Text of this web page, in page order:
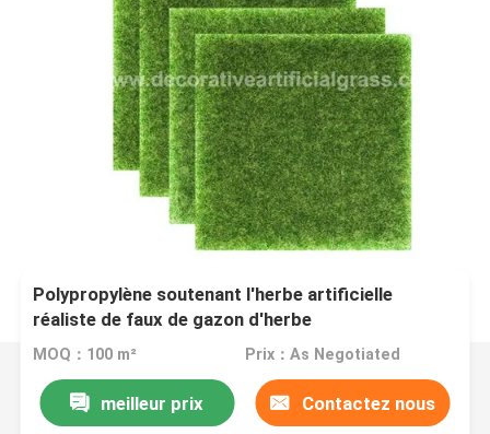
Polypropylène soutenant l'herbe artificielle
réaliste de faux de gazon d'herbe
MOQ：100 m² Prix：As Negotiated
meilleur prix Contactez nous